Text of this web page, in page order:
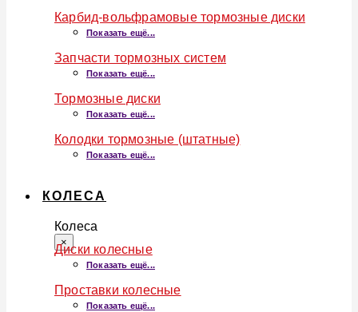
Карбид-вольфрамовые тормозные диски
Показать ещё...
Запчасти тормозных систем
Показать ещё...
Тормозные диски
Показать ещё...
Колодки тормозные (штатные)
Показать ещё...
КОЛЕСА
Колеса
×
Диски колесные
Показать ещё...
Проставки колесные
Показать ещё...